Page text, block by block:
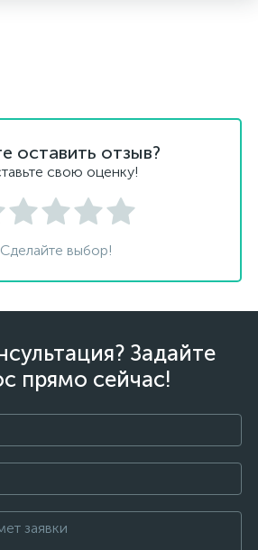
оставить отзыв?
свою оценку!
Сделайте выбор!
Задайте
прямо сейчас!